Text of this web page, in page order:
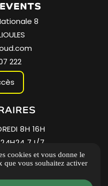
8
222
8H 16H
24H24 7J/7
SELFBOX
cookies et vous donne le
que vous souhaitez activer